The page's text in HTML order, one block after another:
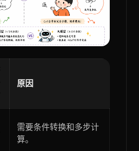
原因
需要条件转换和多步计
算。